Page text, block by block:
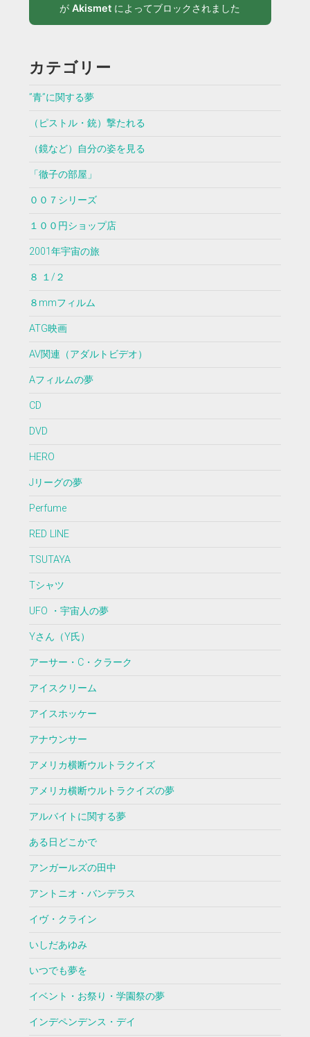
がAkismet によってブロックされました
カテゴリー
”青”に関する夢
（ピストル・銃）撃たれる
（鏡など）自分の姿を見る
「徹子の部屋」
００７シリーズ
１００円ショップ店
2001年宇宙の旅
８ １/２
８mmフィルム
ATG映画
AV関連（アダルトビデオ）
Aフィルムの夢
CD
DVD
HERO
Jリーグの夢
Perfume
RED LINE
TSUTAYA
Tシャツ
UFO ・宇宙人の夢
Yさん（Y氏）
アーサー・C・クラーク
アイスクリーム
アイスホッケー
アナウンサー
アメリカ横断ウルトラクイズ
アメリカ横断ウルトラクイズの夢
アルバイトに関する夢
ある日どこかで
アンガールズの田中
アントニオ・バンデラス
イヴ・クライン
いしだあゆみ
いつでも夢を
イベント・お祭り・学園祭の夢
インデペンデンス・デイ